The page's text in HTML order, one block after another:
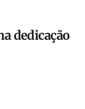
dedicação